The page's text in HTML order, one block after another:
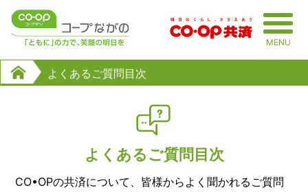
MENU
よくあるご質問目次
よくあるご質問目次
CO•OPの共済について、皆様からよく聞かれるご質問